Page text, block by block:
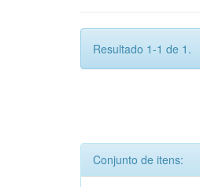
Resultado 1-1 de 1.
Conjunto de itens: